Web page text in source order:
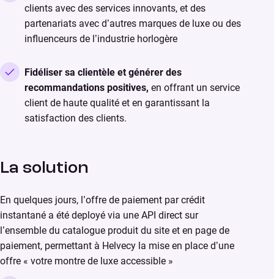
clients avec des services innovants, et des
partenariats avec d’autres marques de luxe ou des
influenceurs de l’industrie horlogère
Fidéliser sa clientèle et générer des
recommandations positives, en offrant un service
client de haute qualité et en garantissant la
satisfaction des clients.
La solution
En quelques jours, l’offre de paiement par crédit
instantané a été deployé via une API direct sur
l’ensemble du catalogue produit du site et en page de
paiement, permettant à Helvecy la mise en place d’une
offre « votre montre de luxe accessible »